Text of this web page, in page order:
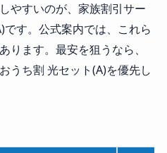
やすいのが、家族割引サー
です。公式案内では、これら
ります。最安を狙うなら、
うち割 光セット(A)を優先し